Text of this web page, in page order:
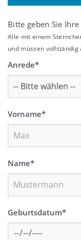
Bitte geben Sie
Alle mit einem
und müssen
Anrede*
Vorname*
Name*
Geburtsdatum*